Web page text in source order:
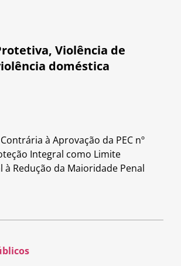
, Violência de
doméstica
à Aprovação da PEC nº
Integral como Limite
à Redução da Maioridade Penal